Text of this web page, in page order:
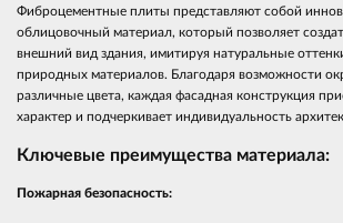
Фиброцементные плиты представляют собой
облицовочный материал, который позволяет
внешний вид здания, имитируя натуральные
природных материалов. Благодаря возможности
различные цвета, каждая фасадная конструкция
характер и подчеркивает индивидуальность
Ключевые преимущества материала:
Пожарная безопасность: